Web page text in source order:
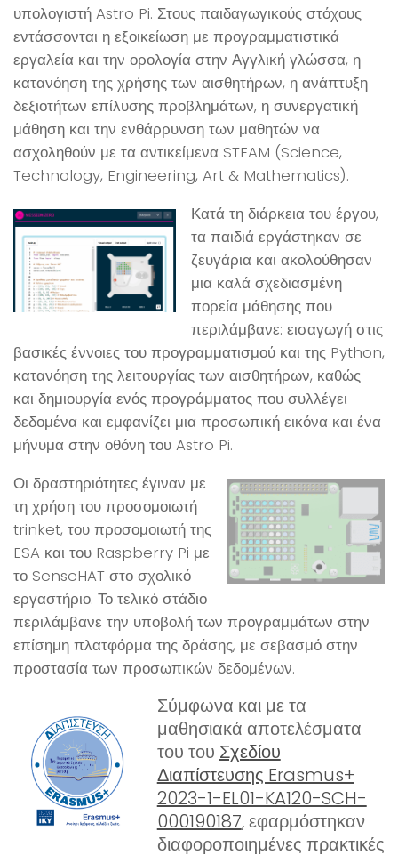
υπολογιστή Astro Pi. Στους παιδαγωγικούς στόχους
εντάσσονται η εξοικείωση με προγραμματιστικά
εργαλεία και την ορολογία στην Αγγλική γλώσσα, η
κατανόηση της χρήσης των αισθητήρων, η ανάπτυξη
δεξιοτήτων επίλυσης προβλημάτων, η συνεργατική
μάθηση και την ενθάρρυνση των μαθητών να
ασχοληθούν με τα αντικείμενα STEAM (Science,
Technology, Engineering, Art & Mathematics).
Κατά τη διάρκεια του έργου,
τα παιδιά εργάστηκαν σε
ζευγάρια και ακολούθησαν
μια καλά σχεδιασμένη
πορεία μάθησης που
περιλάμβανε: εισαγωγή στις
βασικές έννοιες του προγραμματισμού και της Python,
κατανόηση της λειτουργίας των αισθητήρων, καθώς
και δημιουργία ενός προγράμματος που συλλέγει
δεδομένα και εμφανίζει μια προσωπική εικόνα και ένα
μήνυμα στην οθόνη του Astro Pi.
Οι δραστηριότητες έγιναν με
τη χρήση του προσομοιωτή
trinket, του προσομοιωτή της
ESA και του Raspberry Pi με
το SenseHAT στο σχολικό
εργαστήριο. Το τελικό στάδιο
περιλάμβανε την υποβολή των προγραμμάτων στην
επίσημη πλατφόρμα της δράσης, με σεβασμό στην
προστασία των προσωπικών δεδομένων.
Σύμφωνα και με τα
μαθησιακά αποτελέσματα
του του Σχεδίου
Διαπίστευσης Erasmus+
2023-1-EL01-KA120-SCH-
000190187, εφαρμόστηκαν
διαφοροποιημένες πρακτικές